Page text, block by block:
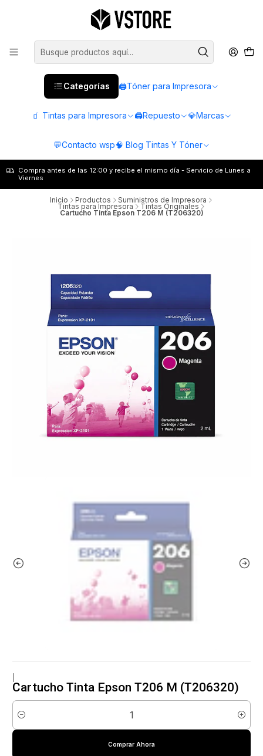
Categorías 🖨️Tóner para Impresora
🧃 Tintas para Impresora 🖨️Repuesto 💎Marcas
💬Contacto wsp🧠 Blog Tintas Y Tóner
Compra antes de las 12:00 y recibe el mismo día - Servicio de Lunes a
Viernes
Inicio Productos Suministros de Impresora
Tintas para Impresora Tintas Originales
Cartucho Tinta Epson T206 M (T206320)
Cartucho Tinta Epson T206 M (T206320)
Cantidad
Comprar Ahora